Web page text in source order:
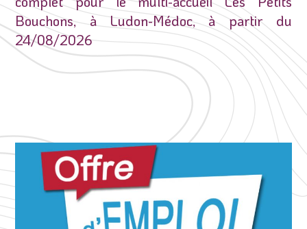
Bouchons, à Ludon-Médoc, à partir du
24/08/2026